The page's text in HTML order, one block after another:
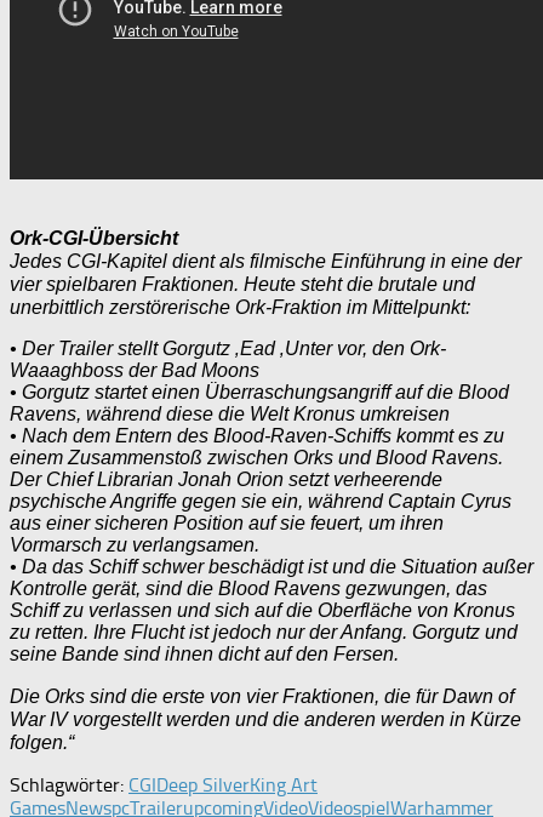
Ork-CGI-Übersicht
Jedes CGI-Kapitel dient als filmische Einführung in eine der
vier spielbaren Fraktionen. Heute steht die brutale und
unerbittlich zerstörerische Ork-Fraktion im Mittelpunkt:
• Der Trailer stellt Gorgutz ‚Ead ‚Unter vor, den Ork-
Waaaghboss der Bad Moons
• Gorgutz startet einen Überraschungsangriff auf die Blood
Ravens, während diese die Welt Kronus umkreisen
• Nach dem Entern des Blood-Raven-Schiffs kommt es zu
einem Zusammenstoß zwischen Orks und Blood Ravens.
Der Chief Librarian Jonah Orion setzt verheerende
psychische Angriffe gegen sie ein, während Captain Cyrus
aus einer sicheren Position auf sie feuert, um ihren
Vormarsch zu verlangsamen.
• Da das Schiff schwer beschädigt ist und die Situation außer
Kontrolle gerät, sind die Blood Ravens gezwungen, das
Schiff zu verlassen und sich auf die Oberfläche von Kronus
zu retten. Ihre Flucht ist jedoch nur der Anfang. Gorgutz und
seine Bande sind ihnen dicht auf den Fersen.
Die Orks sind die erste von vier Fraktionen, die für Dawn of
War IV vorgestellt werden und die anderen werden in Kürze
folgen.“
Schlagwörter: CGIDeep SilverKing Art
GamesNewspcTrailerupcomingVideoVideospielWarhammer